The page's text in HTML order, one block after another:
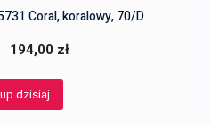
Coral, koralowy, 70/D
Pierwotna
wynosiła:
194,00 zł
dzisiaj